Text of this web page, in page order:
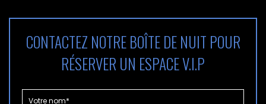
CONTACTEZ NOTRE BOÎTE DE NUIT POUR
RÉSERVER UN ESPACE V.I.P